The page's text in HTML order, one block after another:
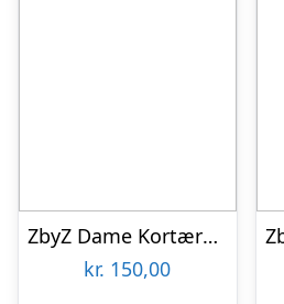
ZbyZ Dame Kortærmet skjorte i hørmix Plus Size – Rose – 54/56
kr. 150,00